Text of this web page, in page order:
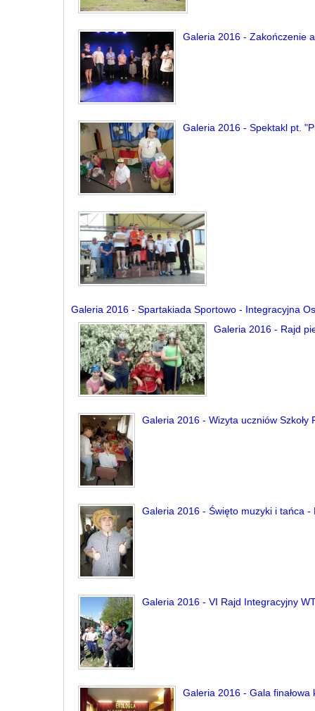
Galeria 2016 - Zakończenie
Galeria 2016 - Spektakl pt.
Galeria 2016 - Spartakiada Sportowo - Integracyjna
Galeria 2016 - Rajd
Galeria 2016 - Wizyta uczniów
Galeria 2016 - Święto muzyki i tańca -
Galeria 2016 - VI Rajd Integracyjny
Galeria 2016 - Gala